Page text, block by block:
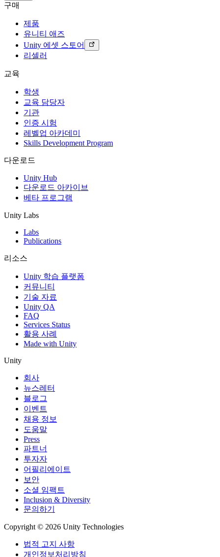
구매
제품
유니티 애즈
Unity 에셋 스토어
리셀러
교육
학생
교육 담당자
기관
인증 시험
레벨업 아카데미
Skills Development Program
다운로드
Unity Hub
다운로드 아카이브
베타 프로그램
Unity Labs
Labs
Publications
리소스
Unity 학습 플랫폼
커뮤니티
기술 자료
Unity QA
FAQ
Services Status
활용 사례
Made with Unity
Unity
회사
뉴스레터
블로그
이벤트
채용 정보
도움말
Press
파트너
투자자
어필리에이트
보안
소셜 임팩트
Inclusion & Diversity
문의하기
Copyright © 2026 Unity Technologies
법적 고지 사항
개인정보처리방침